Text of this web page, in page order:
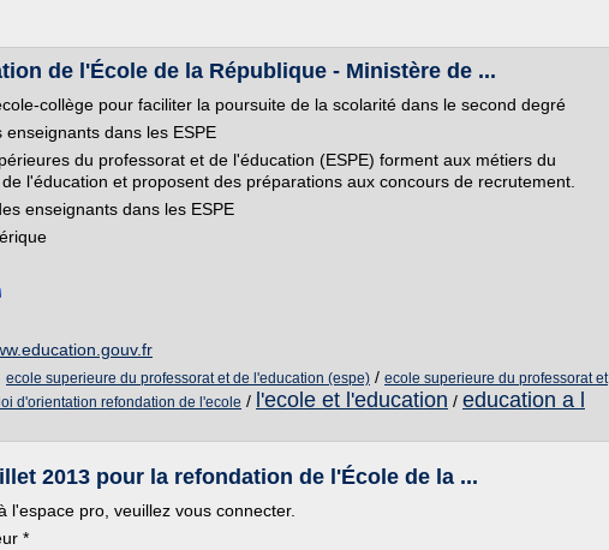
de l'École de la République - Ministère de ...
collège pour faciliter la poursuite de la scolarité dans le second degré
enseignants dans les ESPE
du professorat et de l'éducation (ESPE) forment aux métiers du
l'éducation et proposent des préparations aux concours de recrutement.
enseignants dans les ESPE
ecole superieure du professorat et de l'education (espe) / ecole superieure du professorat et
loi d'orientation refondation de l'ecole / l'ecole et l'education / education a l
2013 pour la refondation de l'École de la ...
l'espace pro, veuillez vous connecter.
*